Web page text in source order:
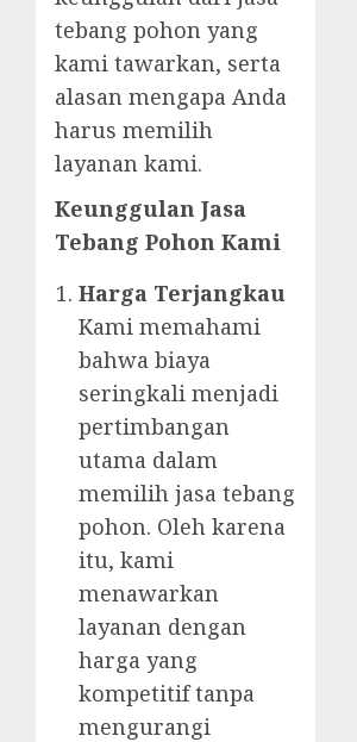
tebang pohon yang
kami tawarkan, serta
alasan mengapa Anda
harus memilih
layanan kami.
Keunggulan Jasa
Tebang Pohon Kami
Harga Terjangkau
Kami memahami
bahwa biaya
seringkali menjadi
pertimbangan
utama dalam
memilih jasa tebang
pohon. Oleh karena
itu, kami
menawarkan
layanan dengan
harga yang
kompetitif tanpa
mengurangi